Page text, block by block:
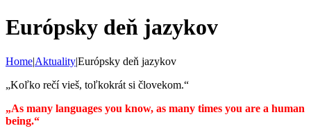
Európsky deň jazykov
Home|Aktuality|Európsky deň jazykov
„Koľko rečí vieš, toľkokrát si človekom.“
„As many languages you know, as many times you are a human
being.“